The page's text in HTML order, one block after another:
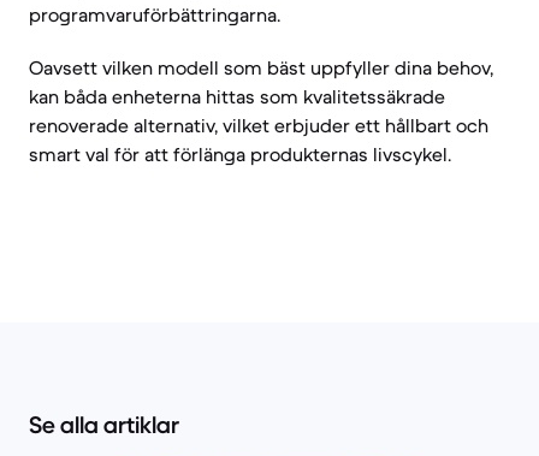
programvaruförbättringarna.
Oavsett vilken modell som bäst uppfyller dina behov,
kan båda enheterna hittas som kvalitetssäkrade
renoverade alternativ, vilket erbjuder ett hållbart och
smart val för att förlänga produkternas livscykel.
Se alla artiklar